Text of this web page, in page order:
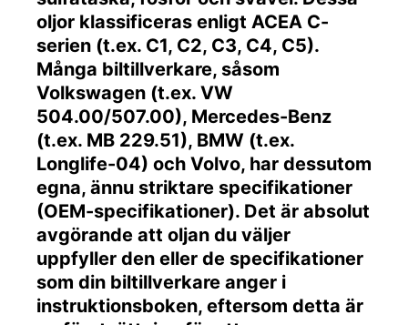
oljor klassificeras enligt ACEA C-
serien (t.ex. C1, C2, C3, C4, C5).
Många biltillverkare, såsom
Volkswagen (t.ex. VW
504.00/507.00), Mercedes-Benz
(t.ex. MB 229.51), BMW (t.ex.
Longlife-04) och Volvo, har dessutom
egna, ännu striktare specifikationer
(OEM-specifikationer). Det är absolut
avgörande att oljan du väljer
uppfyller den eller de specifikationer
som din biltillverkare anger i
instruktionsboken, eftersom detta är